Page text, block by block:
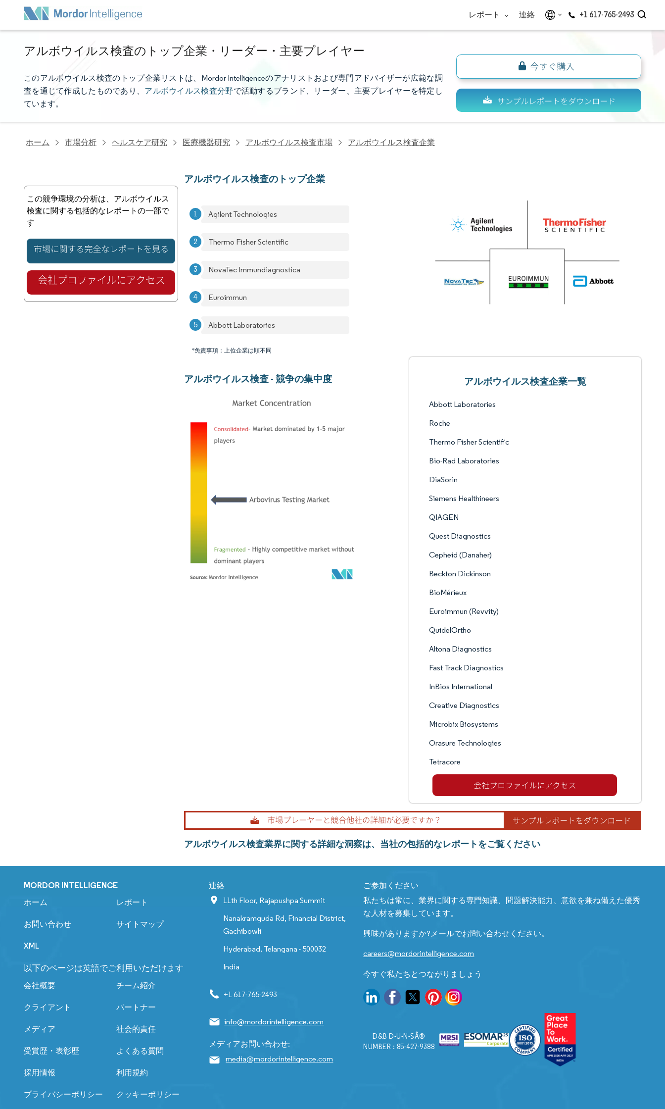
レポート 連絡 +1 617-765-2493
アルボウイルス検査のトップ企業・リーダー・主要プレイヤー
このアルボウイルス検査のトップ企業リストは、Mordor Intelligenceのアナリストおよび専門アドバイザーが広範な調
査を通じて作成したものであり、 アルボウイルス検査分野で活動するブランド、リーダー、主要プレイヤーを特定し
ています。
ホーム 市場分析 ヘルスケア研究 医療機器研究 アルボウイルス検査市場 アルボウイルス検査企業
この競争環境の分析は、アルボウイルス
検査に関する包括的なレポートの一部で
す
アルボウイルス検査のトップ企業
Agilent Technologies
Thermo Fisher Scientific
NovaTec Immundiagnostica
Euroimmun
Abbott Laboratories
*免責事項：上位企業は順不同
アルボウイルス検査 - 競争の集中度 アルボウイルス検査企業一覧
Abbott Laboratories
Roche
Thermo Fisher Scientific
Bio-Rad Laboratories
DiaSorin
Siemens Healthineers
QIAGEN
Quest Diagnostics
Cepheid (Danaher)
Beckton Dickinson
BioMérieux
Euroimmun (Revvity)
QuidelOrtho
Altona Diagnostics
Fast Track Diagnostics
InBios International
Creative Diagnostics
Microbix Biosystems
Orasure Technologies
Tetracore
アルボウイルス検査業界に関する詳細な洞察は、当社の包括的なレポートをご覧ください
MORDOR INTELLIGENCE
ホーム レポート
お問い合わせ サイトマップ
XML
以下のページは英語でご利用いただけます
会社概要 チーム紹介
クライアント パートナー
メディア 社会的責任
受賞歴・表彰歴 よくある質問
採用情報 利用規約
プライバシーポリシー クッキーポリシー
連絡
11th Floor, Rajapushpa Summit
Nanakramguda Rd, Financial District,
Gachibowli
Hyderabad, Telangana - 500032
India
+1 617-765-2493
info@mordorintelligence.com
メディアお問い合わせ:
media@mordorintelligence.com
ご参加ください
私たちは常に、業界に関する専門知識、問題解決能力、意欲を兼ね備えた優秀
な人材を募集しています。
興味がありますか?メールでお問い合わせください。
careers@mordorintelligence.com
今すぐ私たちとつながりましょう
D&B D-U-N-SÂ®
NUMBER : 85-427-9388